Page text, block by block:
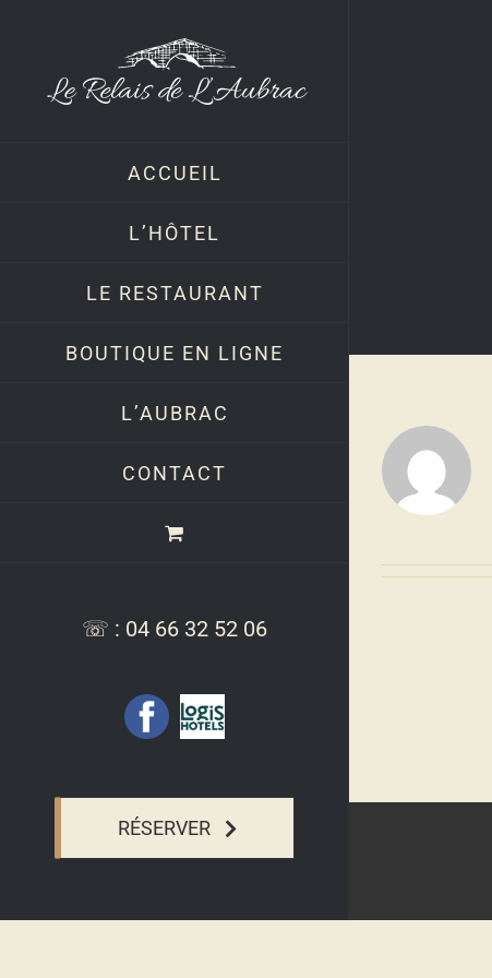
ACCUEIL
L’HÔTEL
LE RESTAURANT
BOUTIQUE EN LIGNE
L’AUBRAC
CONTACT
☏ : 04 66 32 52 06
Facebook
Logis
Hotel,
l'Aubrac
RÉSERVER